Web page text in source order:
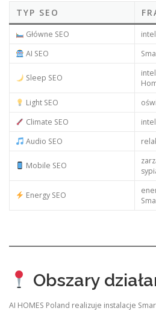
TYP SEO
Główne SEO
AI SEO
Sleep SEO
Light SEO
Climate SEO
Audio SEO
Mobile SEO
Energy SEO
Obszary
AI HOMES Poland realizuje instalacje